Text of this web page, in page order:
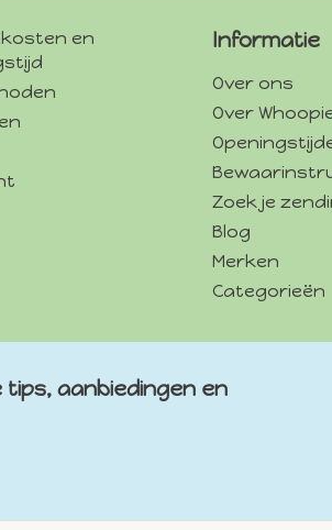
en
Informatie
Over ons
Over
Zoek je
Blog
Merken
Categorieën
aanbiedingen en